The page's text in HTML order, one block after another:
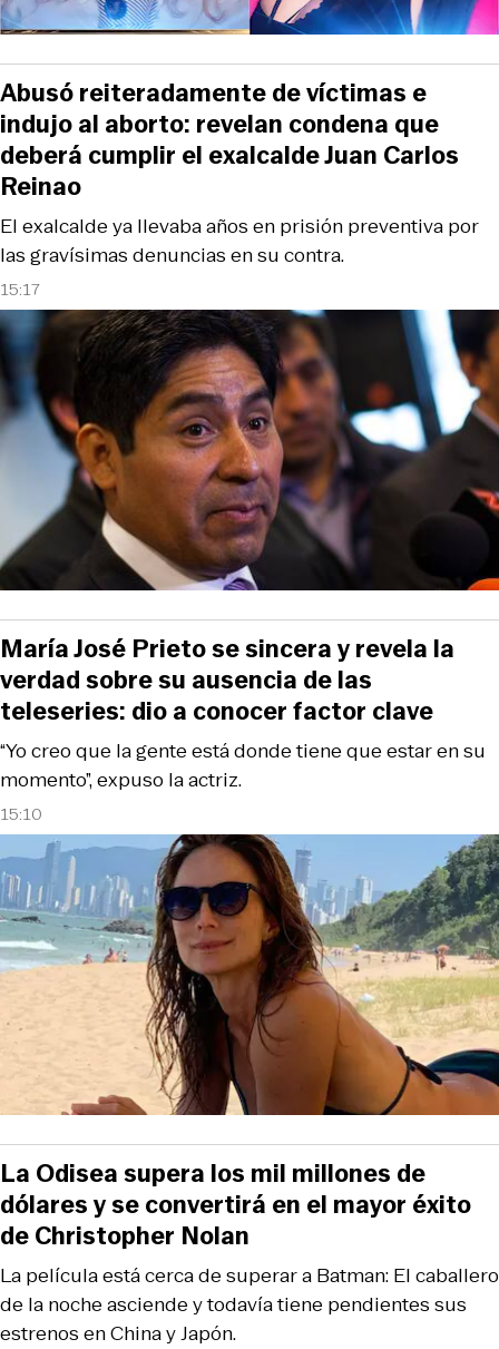
15:17
El exalcalde ya llevaba años en prisión preventiva por
las gravísimas denuncias en su contra.
Abusó reiteradamente de víctimas e
indujo al aborto: revelan condena que
deberá cumplir el exalcalde Juan Carlos
Reinao
15:10
“Yo creo que la gente está donde tiene que estar en su
momento”, expuso la actriz.
María José Prieto se sincera y revela la
verdad sobre su ausencia de las
teleseries: dio a conocer factor clave
La película está cerca de superar a Batman: El caballero
de la noche asciende y todavía tiene pendientes sus
estrenos en China y Japón.
La Odisea supera los mil millones de
dólares y se convertirá en el mayor éxito
de Christopher Nolan